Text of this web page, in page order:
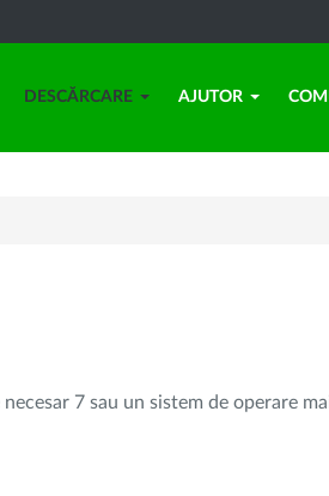
DESCĂRCARE AJUTOR
7 sau un sistem de operare